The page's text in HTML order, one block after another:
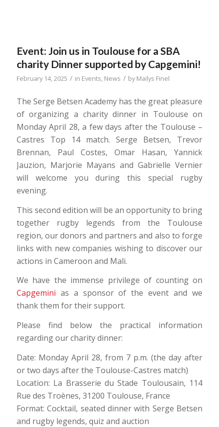
Event: Join us in Toulouse for a SBA
charity Dinner supported by Capgemini!
February 14, 2025 / in Events News / byMailys Finel
The Serge Betsen Academy has the great pleasure
of organizing a charity dinner in Toulouse on
Monday April 28, a few days after the Toulouse –
Castres Top 14 match.Serge Betsen, Trevor
Brennan, Paul Costes, Omar Hasan, Yannick
Jauzion, Marjorie Mayans and Gabrielle Vernier
will welcome you during this special rugby
evening.
This second edition will be an opportunity to bring
together rugby legends from the Toulouse
region, our donors and partners and also to forge
links with new companies wishing to discover our
actions in Cameroon and Mali.
We have the immense privilege of counting on
Capgemini as a sponsor of the event and we
thank them for their support.
Please find below the practical information
regarding our charity dinner:
Date: Monday April 28, from 7 p.m. (the day after
or two days after the Toulouse-Castres match)
Location: La Brasserie du Stade Toulousain, 114
Rue des Troènes, 31200 Toulouse, France
Format: Cocktail, seated dinner with Serge Betsen
and rugby legends, quiz and auction